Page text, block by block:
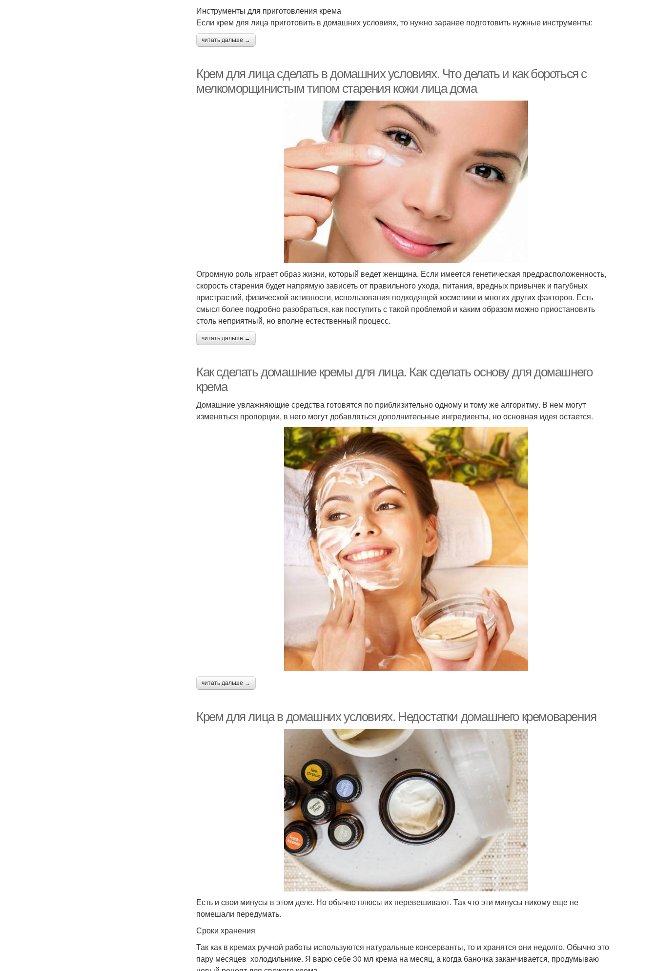
Инструменты для приготовления крема
Если крем для лица приготовить в домашних условиях, то нужно заранее подготовить нужные инструменты:
читать дальше →
Крем для лица сделать в домашних условиях. Что делать и как бороться с
мелкоморщинистым типом старения кожи лица дома
Огромную роль играет образ жизни, который ведет женщина. Если имеется генетическая предрасположенность,
скорость старения будет напрямую зависеть от правильного ухода, питания, вредных привычек и пагубных
пристрастий, физической активности, использования подходящей косметики и многих других факторов. Есть
смысл более подробно разобраться, как поступить с такой проблемой и каким образом можно приостановить
столь неприятный, но вполне естественный процесс.
читать дальше →
Как сделать домашние кремы для лица. Как сделать основу для домашнего
крема
Домашние увлажняющие средства готовятся по приблизительно одному и тому же алгоритму. В нем могут
изменяться пропорции, в него могут добавляться дополнительные ингредиенты, но основная идея остается.
читать дальше →
Крем для лица в домашних условиях. Недостатки домашнего кремоварения
Есть и свои минусы в этом деле. Но обычно плюсы их перевешивают. Так что эти минусы никому еще не
помешали передумать.
Сроки хранения
Так как в кремах ручной работы используются натуральные консерванты, то и хранятся они недолго. Обычно это
пару месяцев холодильнике. Я варю себе 30 мл крема на месяц, а когда баночка заканчивается, продумываю